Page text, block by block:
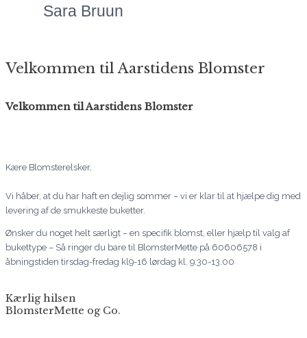
Sara Bruun
Velkommen til Aarstidens Blomster
Velkommen til Aarstidens Blomster
Kære Blomsterelsker,
Vi håber, at du har haft en dejlig sommer – vi er klar til at hjælpe dig med
levering af de smukkeste buketter.
Ønsker du noget helt særligt – en specifik blomst, eller hjælp til valg af
bukettype – Så ringer du bare til BlomsterMette på 60606578 i
åbningstiden tirsdag-fredag kl9-16 lørdag kl. 9.30-13.00
Kærlig hilsen
BlomsterMette og Co.